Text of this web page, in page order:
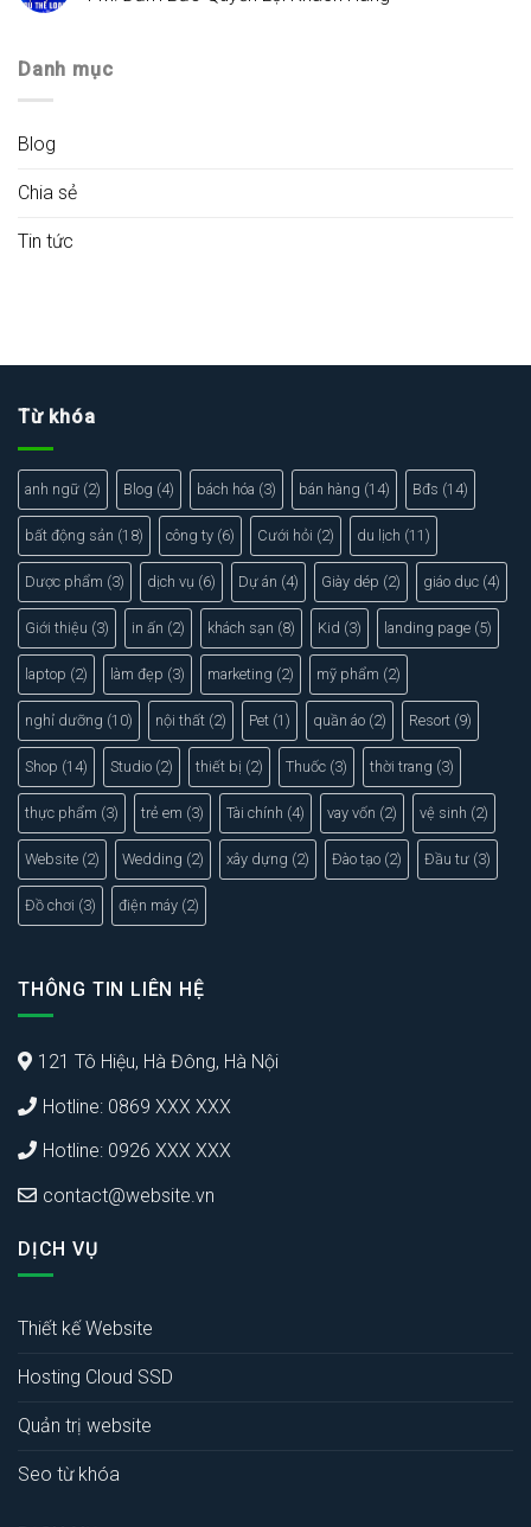
Danh mục
Blog
Chia sẻ
Tin tức
Từ khóa
anh ngữ (2) Blog (4) bách hóa (3) bán hàng (14) Bđs (14)
bất động sản (18) công ty (6) Cưới hỏi (2) du lịch (11)
Dược phẩm (3) dịch vụ (6) Dự án (4) Giày dép (2) giáo dục (4)
Giới thiệu (3) in ấn (2) khách sạn (8) Kid (3) landing page (5)
laptop (2) làm đẹp (3) marketing (2) mỹ phẩm (2)
nghỉ dưỡng (10) nội thất (2) Pet (1) quần áo (2) Resort (9)
Shop (14) Studio (2) thiết bị (2) Thuốc (3) thời trang (3)
thực phẩm (3) trẻ em (3) Tài chính (4) vay vốn (2) vệ sinh (2)
Website (2) Wedding (2) xây dựng (2) Đào tạo (2) Đầu tư (3)
Đồ chơi (3) điện máy (2)
THÔNG TIN LIÊN HỆ
121 Tô Hiệu, Hà Đông, Hà Nội
Hotline: 0869 XXX XXX
Hotline: 0926 XXX XXX
contact@website.vn
DỊCH VỤ
Thiết kế Website
Hosting Cloud SSD
Quản trị website
Seo từ khóa